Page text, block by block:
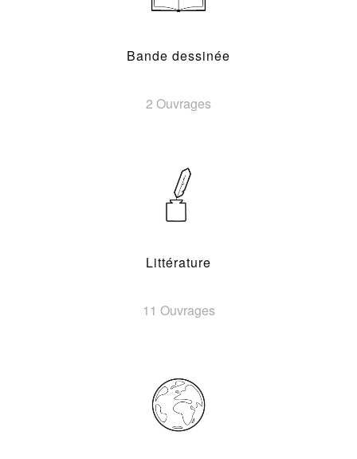
Bande dessinée
2 Ouvrages
Littérature
11 Ouvrages